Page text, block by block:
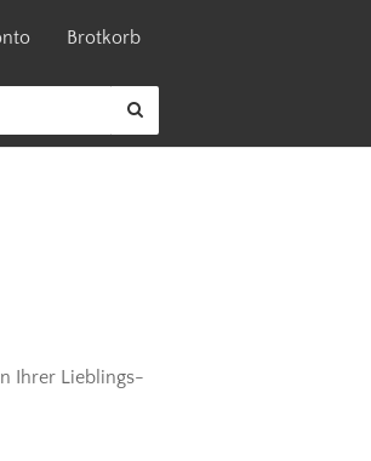
Brotkorb
Ihrer Lieblings-